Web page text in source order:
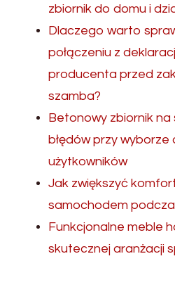
zbiornik do domu i
Dlaczego warto
połączeniu z
producenta przed
szamba?
Betonowy zbiornik na
błędów przy
użytkowników
Jak zwiększyć
samochodem
Funkcjonalne meble
skutecznej aranżacji